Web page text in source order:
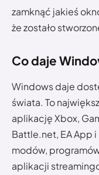
zamknąć jakieś
że zostało
Co daje
Windows daje
świata. To
aplikację Xbox,
Battle.net, EA App
modów,
aplikacji